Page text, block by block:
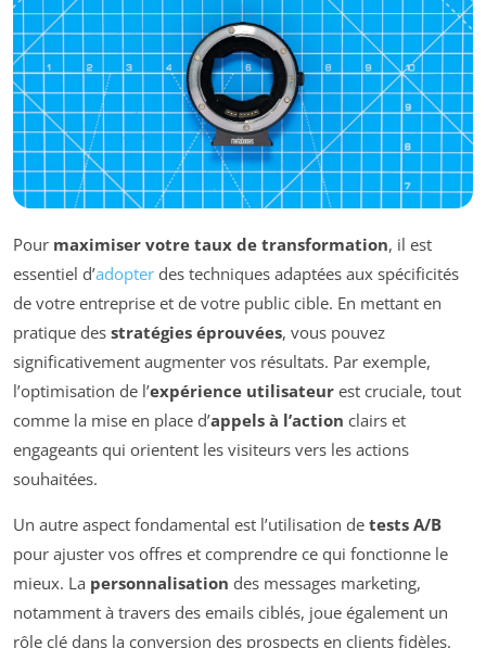
Pour maximiser votre taux de transformation, il est
essentiel d’adopter des techniques adaptées aux spécificités
de votre entreprise et de votre public cible. En mettant en
pratique des stratégies éprouvées, vous pouvez
significativement augmenter vos résultats. Par exemple,
l’optimisation de l’expérience utilisateur est cruciale, tout
comme la mise en place d’appels à l’action clairs et
engageants qui orientent les visiteurs vers les actions
souhaitées.
Un autre aspect fondamental est l’utilisation de tests A/B
pour ajuster vos offres et comprendre ce qui fonctionne le
mieux. La personnalisation des messages marketing,
notamment à travers des emails ciblés, joue également un
rôle clé dans la conversion des prospects en clients fidèles.